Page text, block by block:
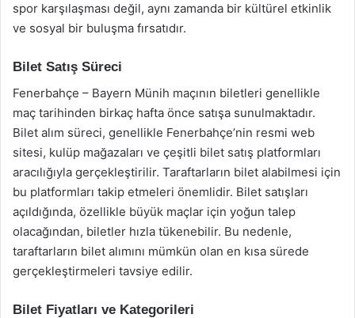
spor karşılaşması değil, aynı zamanda bir kültürel etkinlik
ve sosyal bir buluşma fırsatıdır.
Bilet Satış Süreci
Fenerbahçe – Bayern Münih maçının biletleri genellikle
maç tarihinden birkaç hafta önce satışa sunulmaktadır.
Bilet alım süreci, genellikle Fenerbahçe’nin resmi web
sitesi, kulüp mağazaları ve çeşitli bilet satış platformları
aracılığıyla gerçekleştirilir. Taraftarların bilet alabilmesi için
bu platformları takip etmeleri önemlidir. Bilet satışları
açıldığında, özellikle büyük maçlar için yoğun talep
olacağından, biletler hızla tükenebilir. Bu nedenle,
taraftarların bilet alımını mümkün olan en kısa sürede
gerçekleştirmeleri tavsiye edilir.
Bilet Fiyatları ve Kategorileri